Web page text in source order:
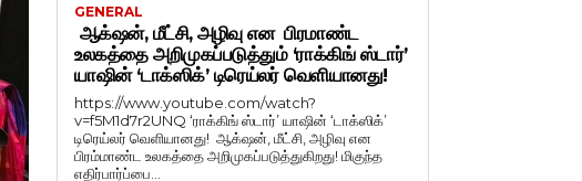
GENERAL
ஆக்‌ஷன், மீட்சி, அழிவு என பிரமாண்ட
உலகத்தை அறிமுகப்படுத்தும் ‘ராக்கிங் ஸ்டார்’
யாஷின் ‘டாக்ஸிக்’ டிரெய்லர் வெளியானது!
https://www.youtube.com/watch?
v=f5M1d7r2UNQ ‘ராக்கிங் ஸ்டார்’ யாஷின் ‘டாக்ஸிக்’
டிரெய்லர் வெளியானது! ஆக்‌ஷன், மீட்சி, அழிவு என
பிரம்மாண்ட உலகத்தை அறிமுகப்படுத்துகிறது! மிகுந்த
எதிர்பார்ப்பை...